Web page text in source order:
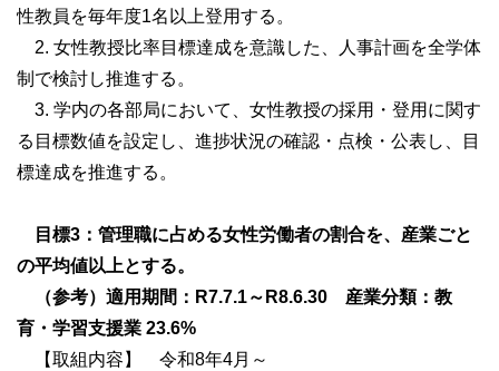
性教員を毎年度1名以上登用する。
2. 女性教授比率目標達成を意識した、人事計画を全学体
制で検討し推進する。
3. 学内の各部局において、女性教授の採用・登用に関す
る目標数値を設定し、進捗状況の確認・点検・公表し、目
標達成を推進する。
目標3：管理職に占める女性労働者の割合を、産業ごと
の平均値以上とする。
（参考）適用期間：R7.7.1～R8.6.30 産業分類：教
育・学習支援業 23.6%
【取組内容】 令和8年4月～